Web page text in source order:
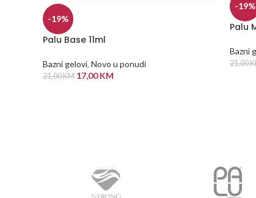
-19%
Palu Base 11ml
Bazni gelovi, Novo u ponudi
21,00KM 17,00KM
-19%
Palu
Bazni
21,00